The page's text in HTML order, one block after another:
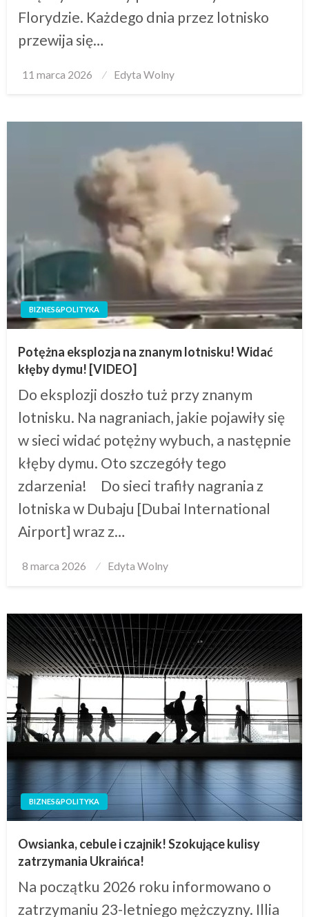
Florydzie. Każdego dnia przez lotnisko
przewija się…
Posted
11 marca 2026 Edyta Wolny
BIZNES&POLITYKA
Potężna eksplozja na znanym lotnisku! Widać
kłęby dymu! [VIDEO]
Do eksplozji doszło tuż przy znanym
lotnisku. Na nagraniach, jakie pojawiły się
w sieci widać potężny wybuch, a następnie
kłęby dymu. Oto szczegóły tego
zdarzenia! Do sieci trafiły nagrania z
lotniska w Dubaju [Dubai International
Airport] wraz z…
Posted
8 marca 2026 Edyta Wolny
BIZNES&POLITYKA
Owsianka, cebule i czajnik! Szokujące kulisy
zatrzymania Ukraińca!
Na początku 2026 roku informowano o
zatrzymaniu 23-letniego mężczyzny. Illia